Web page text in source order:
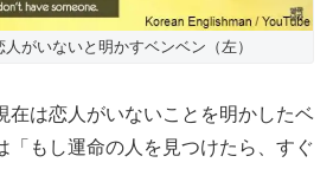
がいないと明かすベンベン（左）
在は恋人がいないことを明かしたベ
「もし運命の人を見つけたら、すぐ